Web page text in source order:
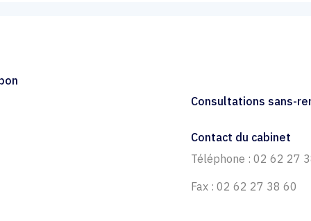
Consultations sans-
Contact du cabinet
Téléphone : 02 62 27
Fax : 02 62 27 38 60